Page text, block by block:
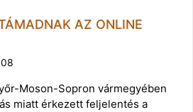
AZ ONLINE
Moson-Sopron vármegyében
miatt érkezett feljelentés a